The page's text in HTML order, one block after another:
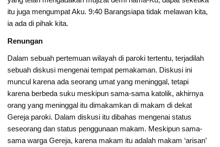
itu juga mengumpat Aku. 9:40 Barangsiapa tidak melawan kita,
ia ada di pihak kita.
Renungan
Dalam sebuah pertemuan wilayah di paroki tertentu, terjadilah
sebuah diskusi mengenai tempat pemakaman. Diskusi ini
muncul karena ada seorang umat yang meninggal, tetapi
karena berbeda suku meskipun sama-sama katolik, akhirnya
orang yang meninggal itu dimakamkan di makam di dekat
Gereja paroki. Dalam diskusi itu dibahas mengenai status
seseorang dan status penggunaan makam. Meskipun sama-
sama warga Gereja, karena makam itu adalah makam ‘arisan’